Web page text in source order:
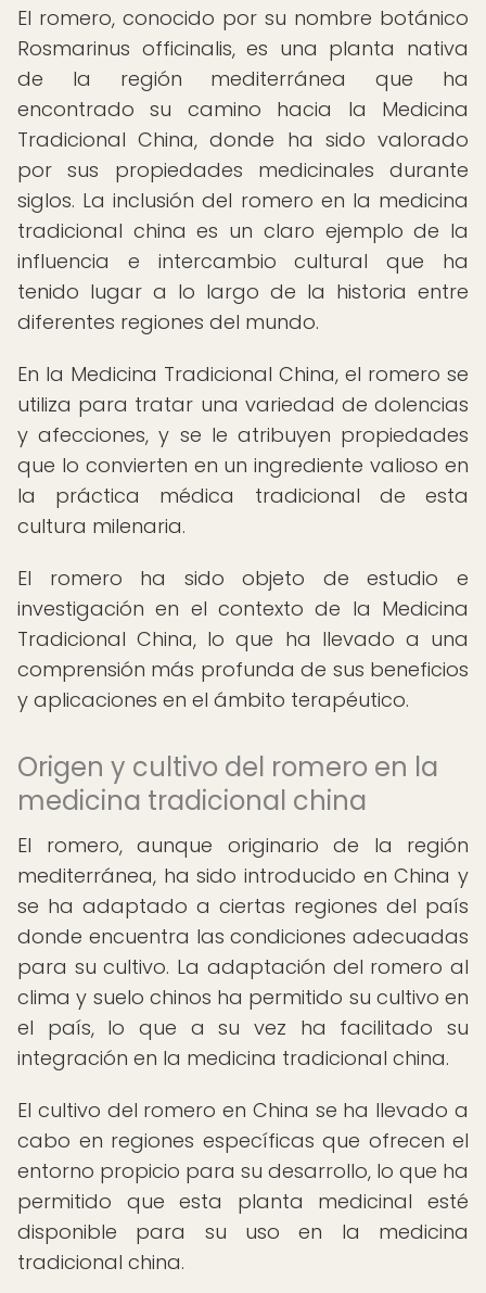
El romero, conocido por su nombre botánico
Rosmarinus officinalis, es una planta nativa
de la región mediterránea que ha
encontrado su camino hacia la Medicina
Tradicional China, donde ha sido valorado
por sus propiedades medicinales durante
siglos. La inclusión del romero en la medicina
tradicional china es un claro ejemplo de la
influencia e intercambio cultural que ha
tenido lugar a lo largo de la historia entre
diferentes regiones del mundo.
En la Medicina Tradicional China, el romero se
utiliza para tratar una variedad de dolencias
y afecciones, y se le atribuyen propiedades
que lo convierten en un ingrediente valioso en
la práctica médica tradicional de esta
cultura milenaria.
El romero ha sido objeto de estudio e
investigación en el contexto de la Medicina
Tradicional China, lo que ha llevado a una
comprensión más profunda de sus beneficios
y aplicaciones en el ámbito terapéutico.
Origen y cultivo del romero en la
medicina tradicional china
El romero, aunque originario de la región
mediterránea, ha sido introducido en China y
se ha adaptado a ciertas regiones del país
donde encuentra las condiciones adecuadas
para su cultivo. La adaptación del romero al
clima y suelo chinos ha permitido su cultivo en
el país, lo que a su vez ha facilitado su
integración en la medicina tradicional china.
El cultivo del romero en China se ha llevado a
cabo en regiones específicas que ofrecen el
entorno propicio para su desarrollo, lo que ha
permitido que esta planta medicinal esté
disponible para su uso en la medicina
tradicional china.